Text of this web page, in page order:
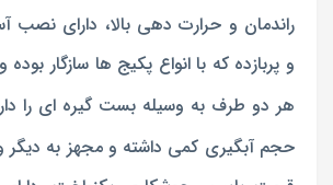
راندمان و حرارت دهی بالا، دارای نصب
و پربازده که با انواع پکیج ها سازگار
هر دو طرف به وسیله بست گیره ای را
حجم آبگیری کمی داشته و مجهز به دیگر